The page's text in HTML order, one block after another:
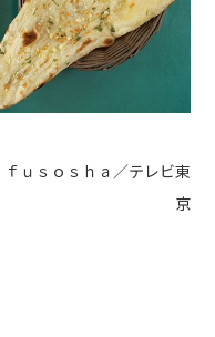
ｕｓｏｓｈａ／テレビ東
京